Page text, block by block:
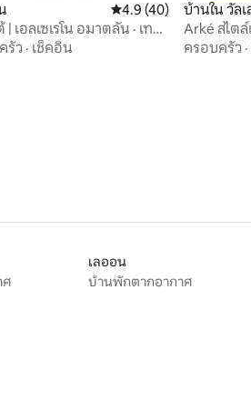
วิว
คะแนนเฉลี่ย 4.9 จาก 5,
4.9 (40)
เอลเซเรโน อมาตลัน · เท
รัว · เช็คอิน
บ้านใน วัลเ
Arké สไต
ครอบครัว ·
ศ
เลออน
บ้านพักตากอากาศ